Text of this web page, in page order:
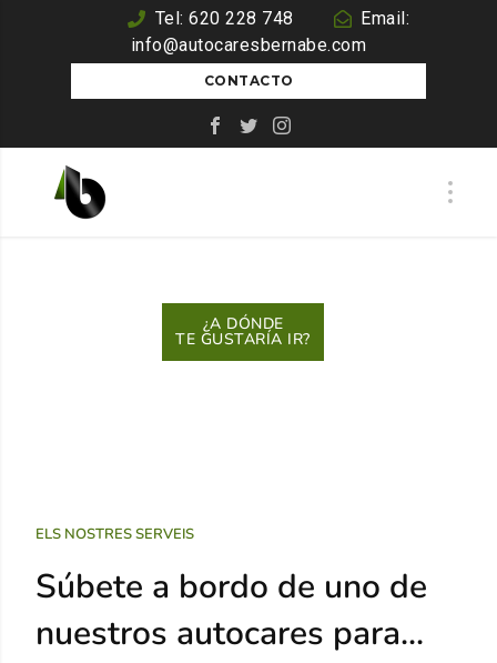
Tel: 620 228 748
Email:
info@autocaresbernabe.com
CONTACTO
¿A DÓNDE
TE GUSTARÍA IR?
ELS NOSTRES SERVEIS
Súbete a bordo de uno de
nuestros autocares para...